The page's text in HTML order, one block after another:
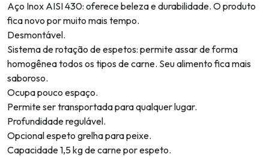
Aço Inox AISI 430: oferece beleza e durabilidade. O produto
fica novo por muito mais tempo.
Desmontável.
Sistema de rotação de espetos: permite assar de forma
homogênea todos os tipos de carne. Seu alimento fica mais
saboroso.
Ocupa pouco espaço.
Permite ser transportada para qualquer lugar.
Profundidade regulável.
Opcional espeto grelha para peixe.
Capacidade 1,5 kg de carne por espeto.